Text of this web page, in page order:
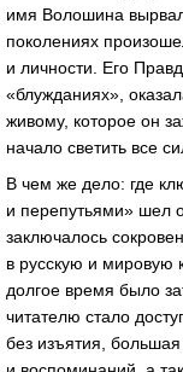
имя Волошина
поколениях
и личности. Его
«блужданиях»,
живому, которое он
начало светить все
В чем же дело: где
и перепутьями» шел
заключалось
в русскую и мировую
долгое время было
читателю стало
без изъятия, большая